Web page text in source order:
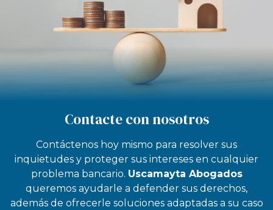
Contacte con nosotros
Contáctenos hoy mismo para resolver sus
inquietudes y proteger sus intereses en cualquier
problema bancario. Uscamayta Abogados
queremos ayudarle a defender sus derechos,
además de ofrecerle soluciones adaptadas a su caso